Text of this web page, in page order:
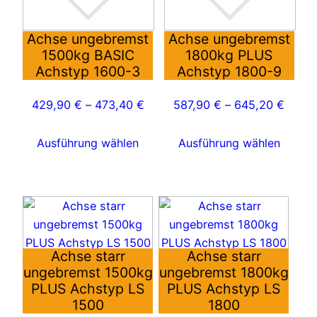
Achse ungebremst
1500kg BASIC
Achstyp 1600-3
429,90 € – 473,40 €
Ausführung wählen
Optionen
können
auf
Produktseite
werden
Achse ungebremst
1800kg PLUS
Achstyp 1800-9
587,90€ – 645,20€
Ausführung wählen
Optionen
können
auf
Produktseite
werden
Achse starr
ungebremst 1500kg
PLUS Achstyp LS
1500
Dieses
Produkt
weist
mehrere
Varianten
auf.
Achse starr
ungebremst 1800kg
PLUS Achstyp LS
1800
Dieses
Produkt
weist
mehrere
Varianten
auf.